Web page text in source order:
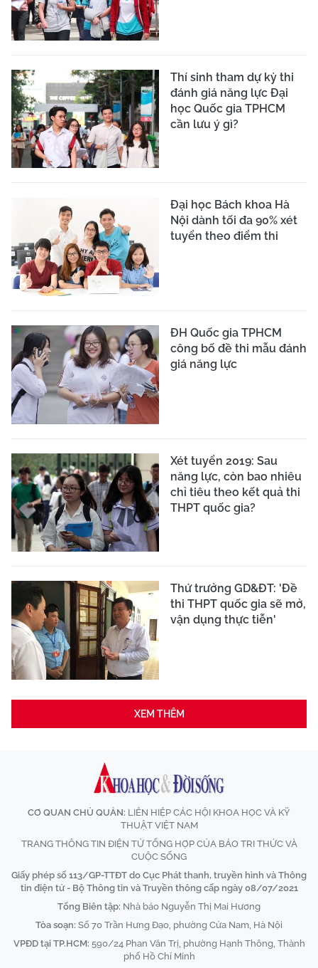
Thí sinh tham dự kỳ thi
đánh giá năng lực Đại
học Quốc gia TPHCM
cần lưu ý gì?
Đại học Bách khoa Hà
Nội dành tối đa 90% xét
tuyển theo điểm thi
ĐH Quốc gia TPHCM
công bố đề thi mẫu đánh
giá năng lực
Xét tuyển 2019: Sau
năng lực, còn bao nhiêu
chỉ tiêu theo kết quả thi
THPT quốc gia?
Thứ trưởng GD&ĐT: 'Đề
thi THPT quốc gia sẽ mở,
vận dụng thực tiễn'
XEM THÊM
CƠ QUAN CHỦ QUẢN: LIÊN HIỆP CÁC HỘI KHOA HỌC VÀ KỸ
THUẬT VIỆT NAM
TRANG THÔNG TIN ĐIỆN TỬ TỔNG HỢP CỦA BÁO TRI THỨC VÀ
CUỘC SỐNG
Giấy phép số 113/GP-TTĐT do Cục Phát thanh, truyền hình và Thông
tin điện tử - Bộ Thông tin và Truyền thông cấp ngày 08/07/2021
Tổng Biên tập: Nhà báo Nguyễn Thị Mai Hương
Tòa soạn: Số 70 Trần Hưng Đạo, phường Cửa Nam, Hà Nội
VPĐD tại TP.HCM: 590/24 Phan Văn Trị, phường Hạnh Thông, Thành
phố Hồ Chí Minh